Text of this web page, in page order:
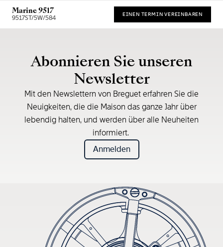
Marine 9517
9517ST/5W/584 EINEN TERMIN VEREINBAREN
Abonnieren Sie unseren
Newsletter
Mit den Newslettern von Breguet erfahren Sie die
Neuigkeiten, die die Maison das ganze Jahr über
lebendig halten, und werden über alle Neuheiten
informiert.
Anmelden